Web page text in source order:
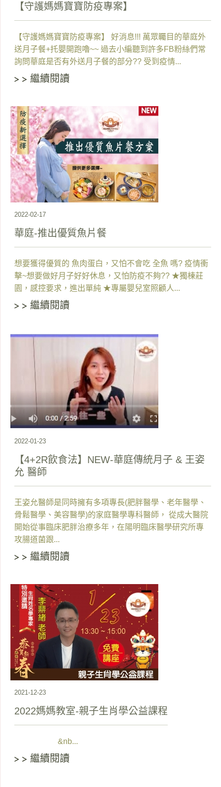
【守護媽媽寶寶防疫專案】
【守護媽媽寶寶防疫專案】 好消息!!! 萬眾矚目的華庭外
送月子餐+托嬰開跑嚕~~ 過去小編聽到許多FB粉絲們常
詢問華庭是否有外送月子餐的部分?? 受到疫情...
繼續閱讀
2022-02-17
華庭-推出優質魚片餐
想要獲得優質的 魚肉蛋白，又怕不會吃 全魚 嗎? 疫情衝
擊~想要做好月子好好休息，又怕防疫不夠?? ★獨棟莊
園，感控要求，進出單純 ★專屬嬰兒室照顧人...
繼續閱讀
2022-01-23
【4+2R飲食法】NEW-華庭傳統月子 & 王姿
允 醫師
王姿允醫師是同時擁有多項專長(肥胖醫學、老年醫學、
骨鬆醫學、美容醫學)的家庭醫學專科醫師， 從成大醫院
開始從事臨床肥胖治療多年，在陽明臨床醫學研究所專
攻腸道菌跟...
繼續閱讀
2021-12-23
2022媽媽教室-親子生肖學公益課程
&nb...
繼續閱讀